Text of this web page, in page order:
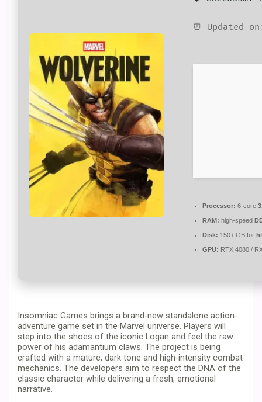
⏰ Updated
Processor: 6-core
RAM: high-speed
Disk: 150+ GB for
GPU: RTX 4080 /
Insomniac Games brings a brand-new standalone action-
adventure game set in the Marvel universe. Players will
step into the shoes of the iconic Logan and feel the raw
power of his adamantium claws. The project is being
crafted with a mature, dark tone and high-intensity combat
mechanics. The developers aim to respect the DNA of the
classic character while delivering a fresh, emotional
narrative.